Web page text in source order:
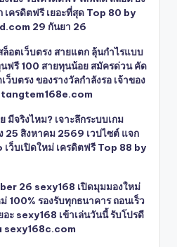
เครดิตฟรี เยอะที่สุด Top 80 by
29 กันยา 26
อตเว็บตรง สายแตก ลุ้นกำไรแบบ
ฟรี 100 สายทุนน้อย สมัครด่วน คัด
ว็บตรง ของรางวัลกำลังรอ เจ้าของ
มีจริงไหม? เจาะลึกระบบเกม
25 สิงหาคม 2569 เวปไซต์ แจก
ว็บเปิดใหม่ เครดิตฟรี Top 88 by
26 sexy168 เปิดมุมมองใหม่
100% รองรับทุกธนาคาร ถอนเร็ว
อะ sexy168 เข้าเล่นวันนี้ รับโปรดี
sexy168c.com